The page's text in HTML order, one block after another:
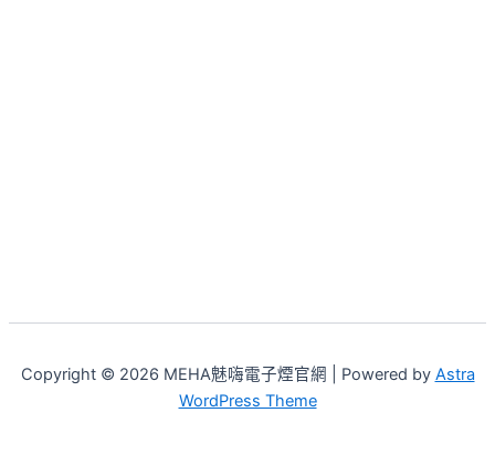
Copyright © 2026 MEHA魅嗨電子煙官網 | Powered by Astra
WordPress Theme